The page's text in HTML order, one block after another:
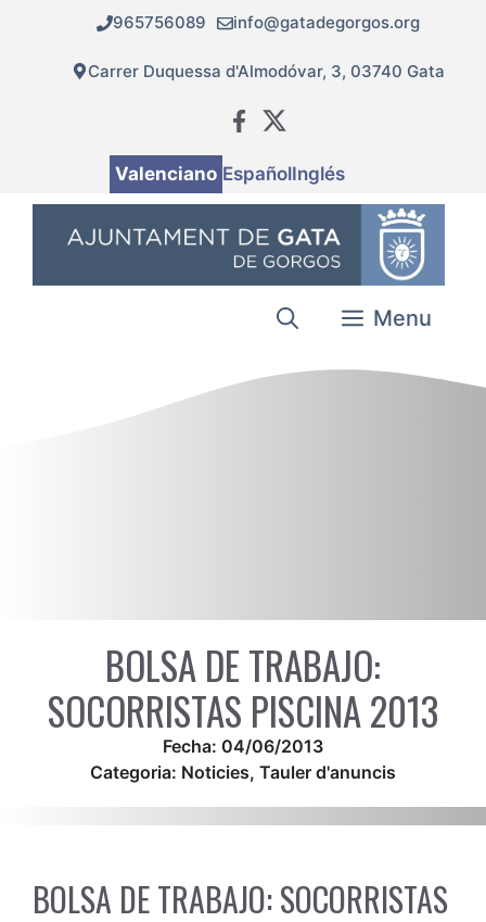
contingut
965756089 info@gatadegorgos.org
Carrer Duquessa d'Almodóvar, 3, 03740 Gata
Valenciano EspañolInglés
Menu
BOLSA DE TRABAJO:
SOCORRISTAS PISCINA 2013
Fecha: 04/06/2013
Categoria: Noticies, Tauler d'anuncis
BOLSA DE TRABAJO: SOCORRISTAS